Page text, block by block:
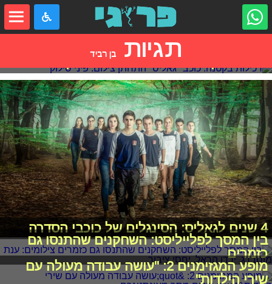
תגיות בן רביד
רכילות בקטנה: כוכב "גאליס" התחתן
4 שנים לגאליס: הסינגלים של כוכבי הסדרה
בין המסך לפלייליסט: השחקנים שהתנסו גם
כזמרים
מופע המגזימנים 2: "עושה עבודה מעולה עם
שירי הילדות"